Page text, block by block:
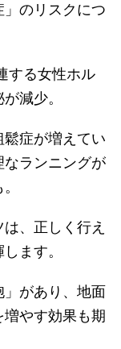
のリスクにつ
する女性ホル
減少。
症が増えてい
なランニングが
、正しく行え
ます。
があり、地面
やす効果も期